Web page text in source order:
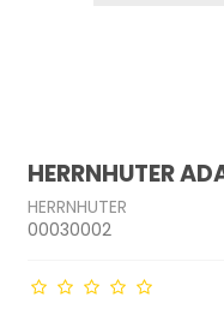
HERRNHUTER
HERRNHUTER
00030002